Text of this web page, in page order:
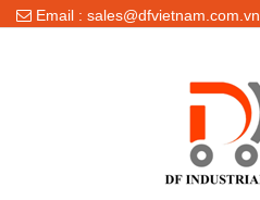
Email : sales@dfvietnam.com.vn